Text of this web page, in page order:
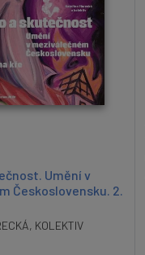
Umění v
Československu. 2.
, KOLEKTIV